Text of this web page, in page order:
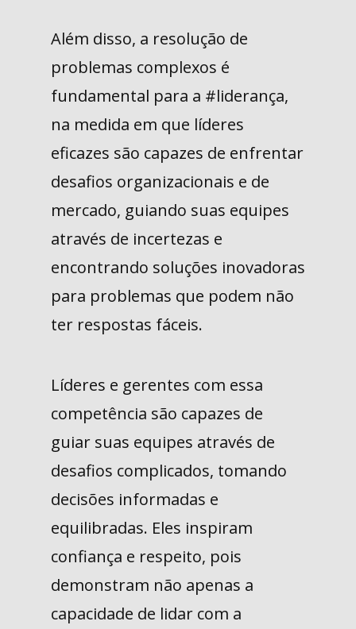
Além disso, a resolução de
problemas complexos é
fundamental para a #liderança,
na medida em que líderes
eficazes são capazes de enfrentar
desafios organizacionais e de
mercado, guiando suas equipes
através de incertezas e
encontrando soluções inovadoras
para problemas que podem não
ter respostas fáceis.
Líderes e gerentes com essa
competência são capazes de
guiar suas equipes através de
desafios complicados, tomando
decisões informadas e
equilibradas. Eles inspiram
confiança e respeito, pois
demonstram não apenas a
capacidade de lidar com a